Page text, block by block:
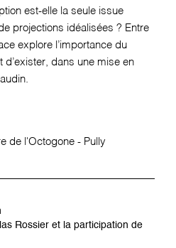
est-elle la seule issue
projections idéalisées ? Entre
explore l’importance du
d’exister, dans une mise en
de l'Octogone - Pully
Rossier et la participation de